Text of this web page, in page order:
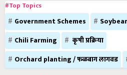
#Top Topics
Government Schemes
Chili Farming
कृषी प्रक्रिया
Orchard planting / फळबाग लागवड